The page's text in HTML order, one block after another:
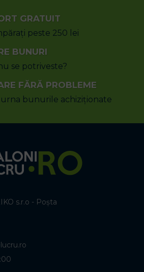
GRATUIT
peste 250 lei
BUNURI
se potriveste?
FĂRĂ PROBLEME
bunurile achiziționate
s.r.o - Poșta